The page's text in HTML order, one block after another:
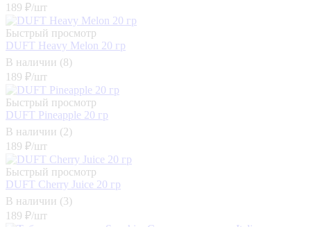
189 ₽/шт
Быстрый просмотр
DUFT Heavy Melon 20 гр
В наличии (8)
189 ₽/шт
Быстрый просмотр
DUFT Pineapple 20 гр
В наличии (2)
189 ₽/шт
Быстрый просмотр
DUFT Cherry Juice 20 гр
В наличии (3)
189 ₽/шт